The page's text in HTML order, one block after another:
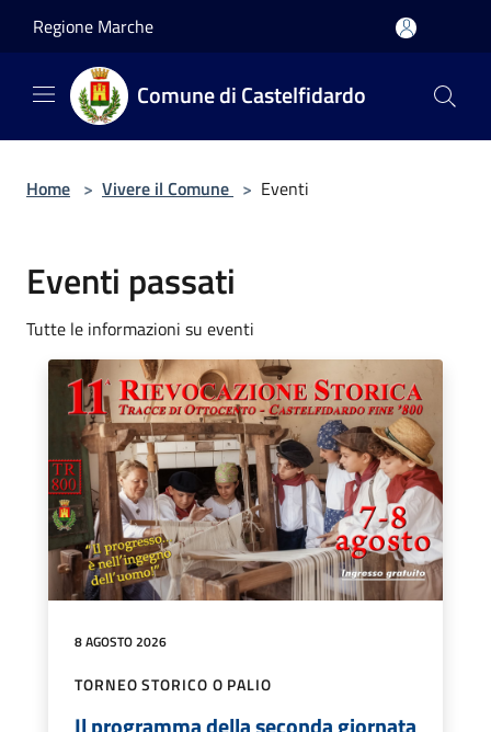
Regione Marche
Comune di Castelfidardo
Home > Vivere il Comune > Eventi
Eventi passati
Tutte le informazioni su eventi
8 AGOSTO 2026
TORNEO STORICO O PALIO